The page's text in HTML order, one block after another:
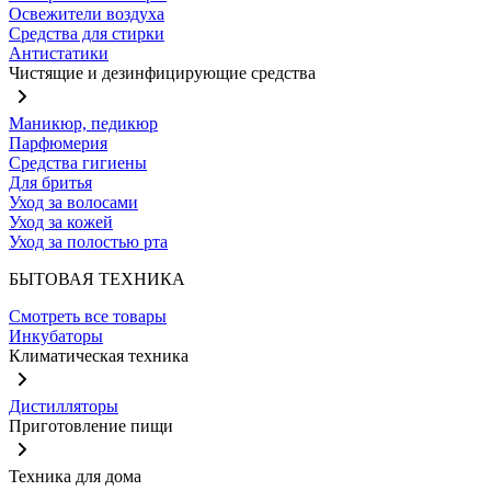
Освежители воздуха
Средства для стирки
Антистатики
Чистящие и дезинфицирующие средства
Маникюр, педикюр
Парфюмерия
Средства гигиены
Для бритья
Уход за волосами
Уход за кожей
Уход за полостью рта
БЫТОВАЯ ТЕХНИКА
Смотреть все товары
Инкубаторы
Климатическая техника
Дистилляторы
Приготовление пищи
Техника для дома